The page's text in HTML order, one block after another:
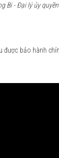
Bi - Đại lý ủy quyền
bảo hành